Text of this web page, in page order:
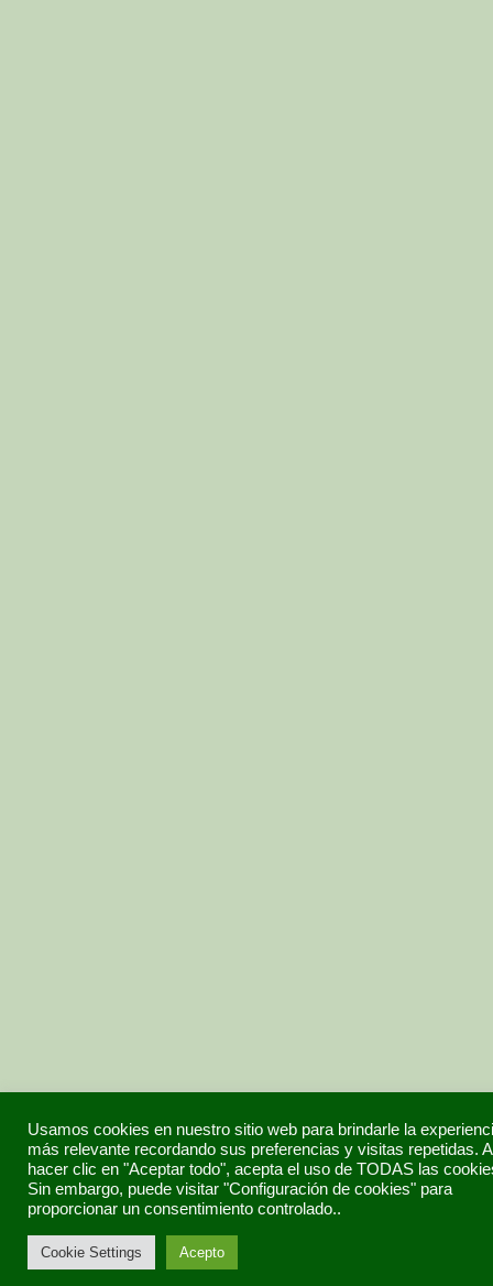
Usamos cookies en nuestro sitio web para brindarle la
más relevante recordando sus preferencias y visitas repetidas.
hacer clic en "Aceptar todo", acepta el uso de TODAS las
Sin embargo, puede visitar "Configuración de cookies" para
proporcionar un consentimiento controlado..
Cookie Settings Acepto